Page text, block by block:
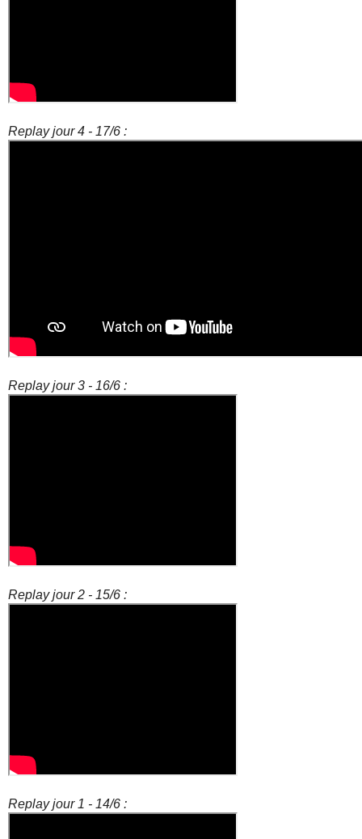
Replay jour 4 - 17/6 :
Replay jour 3 - 16/6 :
Replay jour 2 - 15/6 :
Replay jour 1 - 14/6 :